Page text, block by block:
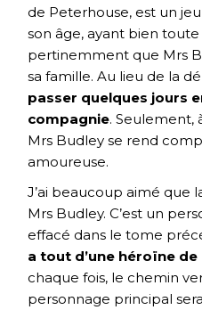
de Peterhouse, est un
son âge, ayant bien
pertinemment que Mrs
sa famille. Au lieu de la
passer quelques jours
compagnie. Seulement,
Mrs Budley se rend
amoureuse.
J’ai beaucoup aimé que
Mrs Budley. C’est un
effacé dans le tome
a tout d’une héroïne
chaque fois, le chemin
personnage principal